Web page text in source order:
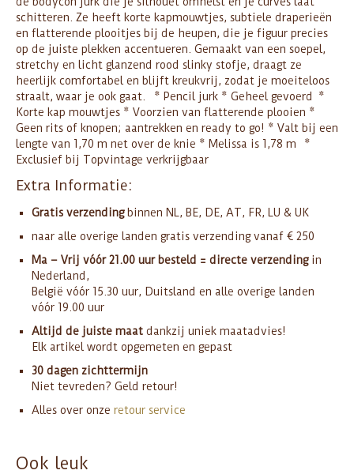
schitteren. Ze heeft korte kapmouwtjes, subtiele draperieën
en flatterende plooitjes bij de heupen, die je figuur precies
op de juiste plekken accentueren. Gemaakt van een soepel,
stretchy en licht glanzend rood slinky stofje, draagt ze
heerlijk comfortabel en blijft kreukvrij, zodat je moeiteloos
straalt, waar je ook gaat. * Pencil jurk * Geheel gevoerd *
Korte kap mouwtjes * Voorzien van flatterende plooien *
Geen rits of knopen; aantrekken en ready to go! * Valt bij een
lengte van 1,70 m net over de knie * Melissa is 1,78 m *
Exclusief bij Topvintage verkrijgbaar
Extra Informatie:
Gratis verzendingbinnen NL, BE, DE, AT, FR, LU & UK
naar alle overige landen gratis verzending vanaf € 250
Ma – Vrij vóór 21.00 uur besteld = directe verzendingin
Nederland,
België vóór 15.30 uur, Duitsland en alle overige landen
vóór 19.00 uur
Altijd de juiste maat dankzij uniek maatadvies!
Elk artikel wordt opgemeten en gepast
30 dagen zichttermijn
Niet tevreden? Geld retour!
Alles over onze retour service
Ook leuk